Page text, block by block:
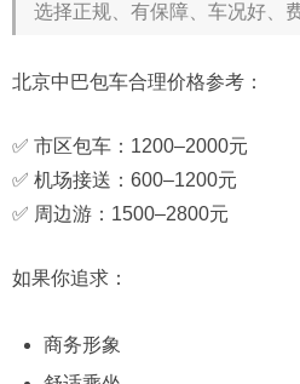
选择正规、有保障、车况好、
北京中巴包车合理价格参考：
✅ 市区包车：1200–2000元
✅ 机场接送：600–1200元
✅ 周边游：1500–2800元
如果你追求：
商务形象